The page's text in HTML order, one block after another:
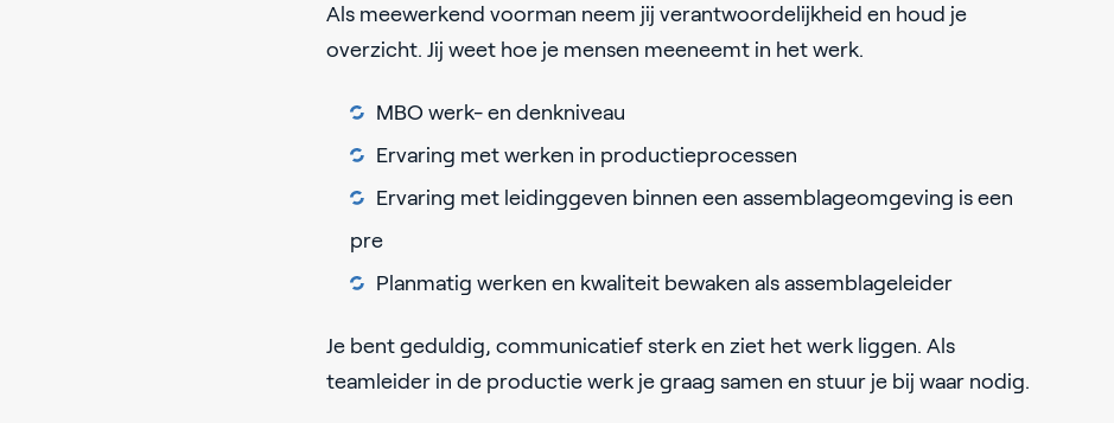
Als meewerkend voorman neem jij verantwoordelijkheid en houd je
overzicht. Jij weet hoe je mensen meeneemt in het werk.
MBO werk- en denkniveau
Ervaring met werken in productieprocessen
Ervaring met leidinggeven binnen een assemblageomgeving is een
pre
Planmatig werken en kwaliteit bewaken als assemblageleider
Je bent geduldig, communicatief sterk en ziet het werk liggen. Als
teamleider in de productie werk je graag samen en stuur je bij waar nodig.